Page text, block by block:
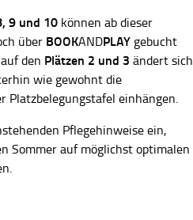
9 und 10 können ab dieser
über BOOKANDPLAY gebucht
den Plätzen 2 und 3 ändert sich
wie gewohnt die
Platzbelegungstafel einhängen.
Pflegehinweise ein,
Sommer auf möglichst optimalen